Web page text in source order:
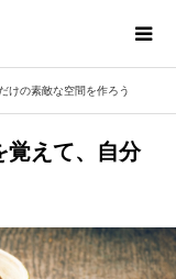
けの素敵な空間を作ろう
覚えて、自分